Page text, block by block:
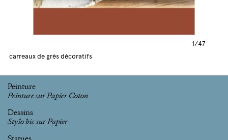
1/47
carreaux de grès décoratifs
Peinture
Peinture sur Papier Coton
Dessins
Stylo bic sur Papier